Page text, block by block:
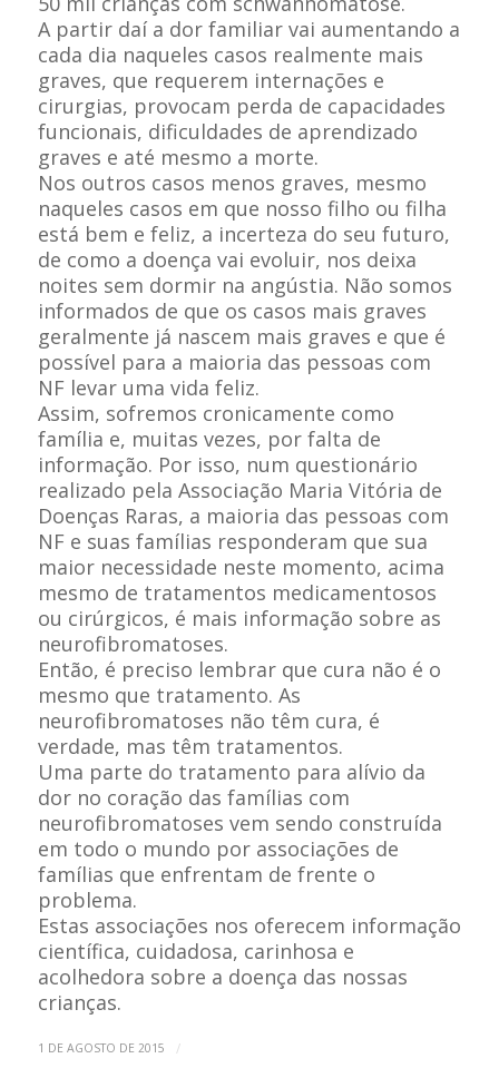
A partir daí a dor familiar vai aumentando a
cada dia naqueles casos realmente mais
graves, que requerem internações e
cirurgias, provocam perda de capacidades
funcionais, dificuldades de aprendizado
graves e até mesmo a morte.
Nos outros casos menos graves, mesmo
naqueles casos em que nosso filho ou filha
está bem e feliz, a incerteza do seu futuro,
de como a doença vai evoluir, nos deixa
noites sem dormir na angústia. Não somos
informados de que os casos mais graves
geralmente já nascem mais graves e que é
possível para a maioria das pessoas com
NF levar uma vida feliz.
Assim, sofremos cronicamente como
família e, muitas vezes, por falta de
informação. Por isso, num questionário
realizado pela Associação Maria Vitória de
Doenças Raras, a maioria das pessoas com
NF e suas famílias responderam que sua
maior necessidade neste momento, acima
mesmo de tratamentos medicamentosos
ou cirúrgicos, é mais informação sobre as
neurofibromatoses.
Então, é preciso lembrar que cura não é o
mesmo que tratamento. As
neurofibromatoses não têm cura, é
verdade, mas têm tratamentos.
Uma parte do tratamento para alívio da
dor no coração das famílias com
neurofibromatoses vem sendo construída
em todo o mundo por associações de
famílias que enfrentam de frente o
problema.
Estas associações nos oferecem informação
científica, cuidadosa, carinhosa e
acolhedora sobre a doença das nossas
crianças.
1 DE AGOSTO DE 2015 /